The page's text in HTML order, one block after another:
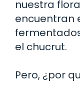
nuestra
encuentran
el chucrut.
Pero, ¿por